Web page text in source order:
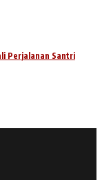
Perjalanan Santri